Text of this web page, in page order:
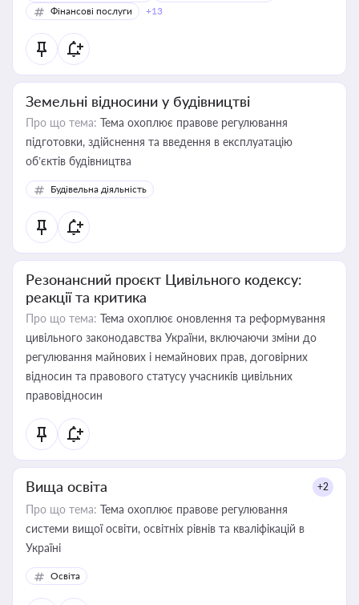
Фінансові послуги
+13
Земельні відносини у будівництві
Про що тема: Тема охоплює правове регулювання
підготовки, здійснення та введення в експлуатацію
об’єктів будівництва
Будівельна діяльність
Резонансний проєкт Цивільного кодексу:
реакції та критика
Про що тема: Тема охоплює оновлення та реформування
цивільного законодавства України, включаючи зміни до
регулювання майнових і немайнових прав, договірних
відносин та правового статусу учасників цивільних
правовідносин
Вища освіта +2
Про що тема: Тема охоплює правове регулювання
системи вищої освіти, освітніх рівнів та кваліфікацій в
Україні
Освіта